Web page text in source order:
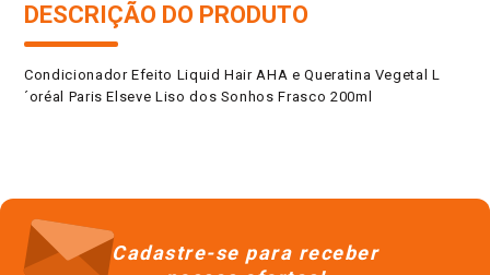
DESCRIÇÃO DO PRODUTO
Condicionador Efeito Liquid Hair AHA e Queratina Vegetal L
´oréal Paris Elseve Liso dos Sonhos Frasco 200ml
Cadastre-se para receber